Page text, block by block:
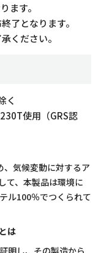
ます。
了となります。
ください。
く
使用（GRS認
気候変動に対するア
て、本製品は環境に
ル100％でつくられて
は
明し、その製造から